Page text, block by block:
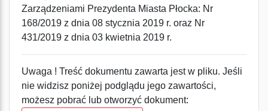
Zarządzeniami Prezydenta Miasta Płocka: Nr
168/2019 z dnia 08 stycznia 2019 r. oraz Nr
431/2019 z dnia 03 kwietnia 2019 r.
Uwaga ! Treść dokumentu zawarta jest w pliku. Jeśli
nie widzisz poniżej podglądu jego zawartości,
możesz pobrać lub otworzyć dokument: